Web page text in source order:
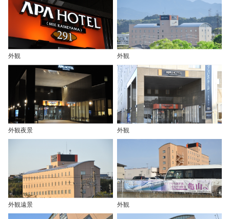
外観 外観
外観夜景 外観
外観遠景 外観